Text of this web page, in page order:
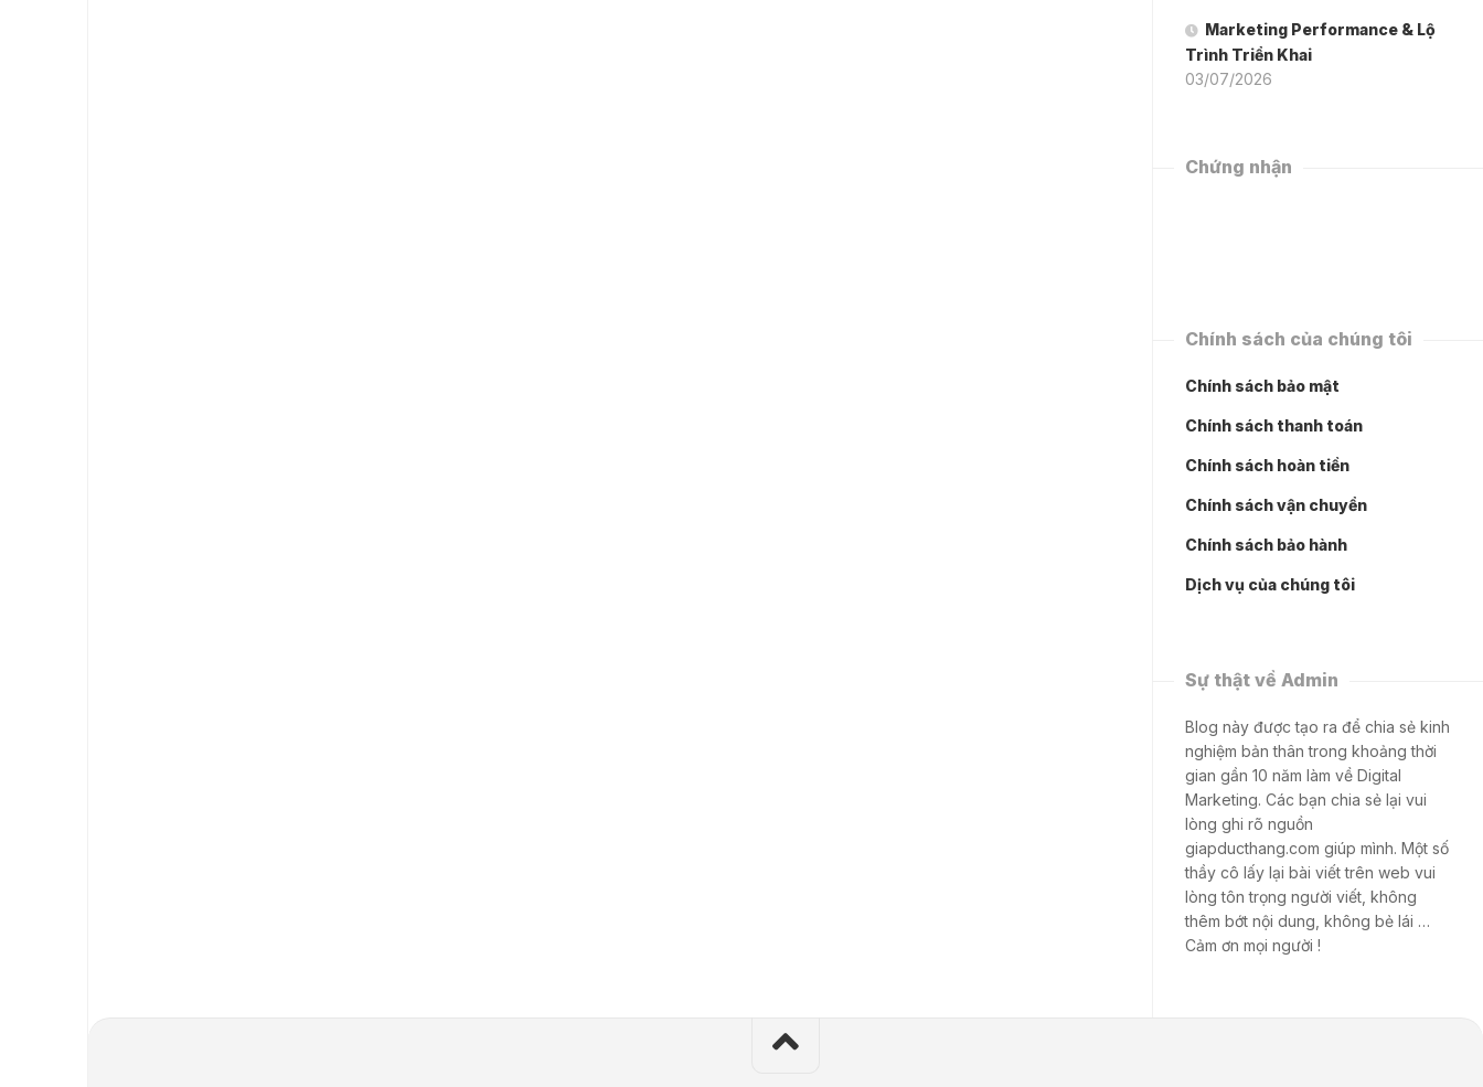
Marketing Performance & Lộ
Trình Triển Khai
03/07/2026
Chứng nhận
Chính sách của chúng tôi
Chính sách bảo mật
Chính sách thanh toán
Chính sách hoàn tiền
Chính sách vận chuyển
Chính sách bảo hành
Dịch vụ của chúng tôi
Sự thật về Admin
Blog này được tạo ra để chia sẻ kinh
nghiệm bản thân trong khoảng thời
gian gần 10 năm làm về Digital
Marketing. Các bạn chia sẻ lại vui
lòng ghi rõ nguồn
giapducthang.com giúp mình. Một số
thầy cô lấy lại bài viết trên web vui
lòng tôn trọng người viết, không
thêm bớt nội dung, không bẻ lái …
Cảm ơn mọi người !